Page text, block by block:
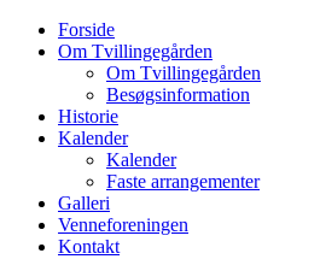
Forside
Om Tvillingegården
Om Tvillingegården
Besøgsinformation
Historie
Kalender
Kalender
Faste arrangementer
Galleri
Venneforeningen
Kontakt